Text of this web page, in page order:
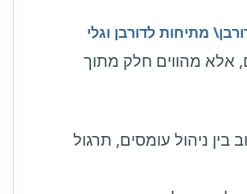
מתיחות לדורבן וגלי
אלא מהווים חלק מתוך
בין ניהול עומסים, תרגול